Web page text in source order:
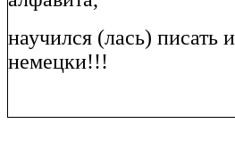
научился (лась) писать
немецки!!!